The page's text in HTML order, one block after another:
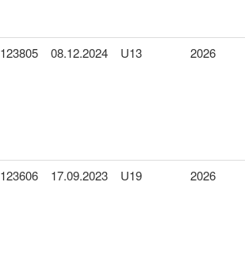
123805 08.12.2024 U13 2026
123606 17.09.2023 U19 2026